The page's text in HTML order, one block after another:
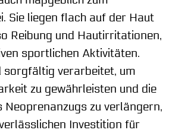
Sie liegen flach auf der Haut
Reibung und Hautirritationen,
sportlichen Aktivitäten.
sorgfältig verarbeitet, um
zu gewährleisten und die
Neoprenanzugs zu verlängern,
Investition für